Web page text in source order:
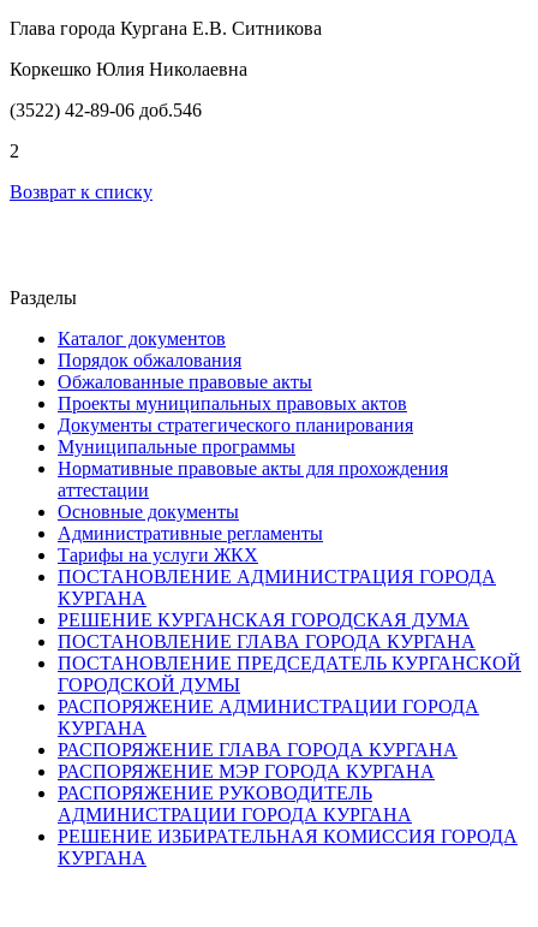
Глава города Кургана Е.В. Ситникова
Коркешко Юлия Николаевна
(3522) 42-89-06 доб.546
2
Возврат к списку
Разделы
Каталог документов
Порядок обжалования
Обжалованные правовые акты
Проекты муниципальных правовых актов
Документы стратегического планирования
Муниципальные программы
Нормативные правовые акты для прохождения
аттестации
Основные документы
Административные регламенты
Тарифы на услуги ЖКХ
ПОСТАНОВЛЕНИЕ АДМИНИСТРАЦИЯ ГОРОДА
КУРГАНА
РЕШЕНИЕ КУРГАНСКАЯ ГОРОДСКАЯ ДУМА
ПОСТАНОВЛЕНИЕ ГЛАВА ГОРОДА КУРГАНА
ПОСТАНОВЛЕНИЕ ПРЕДСЕДАТЕЛЬ КУРГАНСКОЙ
ГОРОДСКОЙ ДУМЫ
РАСПОРЯЖЕНИЕ АДМИНИСТРАЦИИ ГОРОДА
КУРГАНА
РАСПОРЯЖЕНИЕ ГЛАВА ГОРОДА КУРГАНА
РАСПОРЯЖЕНИЕ МЭР ГОРОДА КУРГАНА
РАСПОРЯЖЕНИЕ РУКОВОДИТЕЛЬ
АДМИНИСТРАЦИИ ГОРОДА КУРГАНА
РЕШЕНИЕ ИЗБИРАТЕЛЬНАЯ КОМИССИЯ ГОРОДА
КУРГАНА